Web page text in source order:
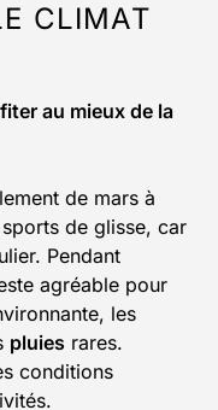
CLIMAT
au mieux de la
de mars à
de glisse, car
Pendant
agréable pour
les
pluies rares.
conditions